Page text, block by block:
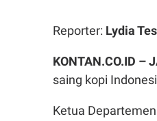
Reporter: Lydia
KONTAN.CO.ID –
saing kopi
Ketua